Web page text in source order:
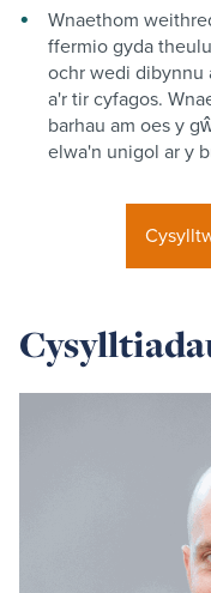
Wnaethom
ffermio gyda
ochr wedi dibynnu
a'r tir cyfagos.
barhau am oes y
elwa'n unigol ar y